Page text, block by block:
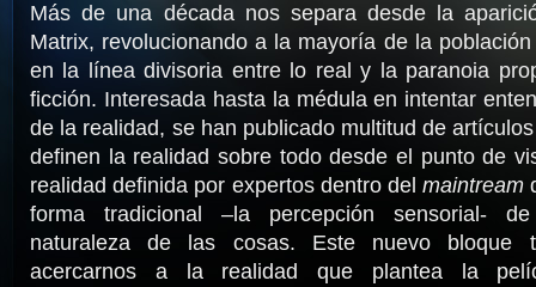
Más de una década nos separa desde la
Matrix, revolucionando a la mayoría de la
en la línea divisoria entre lo real y la paranoia
ficción. Interesada hasta la médula en intentar
de la realidad, se han publicado multitud de
definen la realidad sobre todo desde el punto de
realidad definida por expertos dentro delmaintream
forma tradicional –la percepción sensorial-
naturaleza de las cosas. Este nuevo bloque
acercarnos a la realidad que plantea la